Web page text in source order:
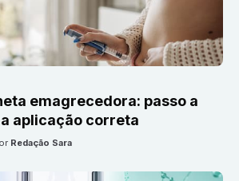
emagrecedora: passo a
aplicação correta
Redação Sara